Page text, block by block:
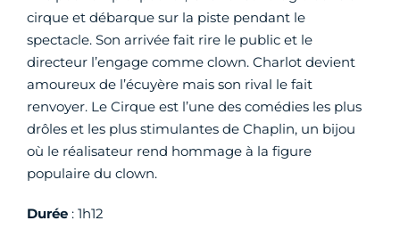
cirque et débarque sur la piste pendant le
spectacle. Son arrivée fait rire le public et le
directeur l’engage comme clown. Charlot devient
amoureux de l’écuyère mais son rival le fait
renvoyer. Le Cirque est l’une des comédies les plus
drôles et les plus stimulantes de Chaplin, un bijou
où le réalisateur rend hommage à la figure
populaire du clown.
Durée : 1h12